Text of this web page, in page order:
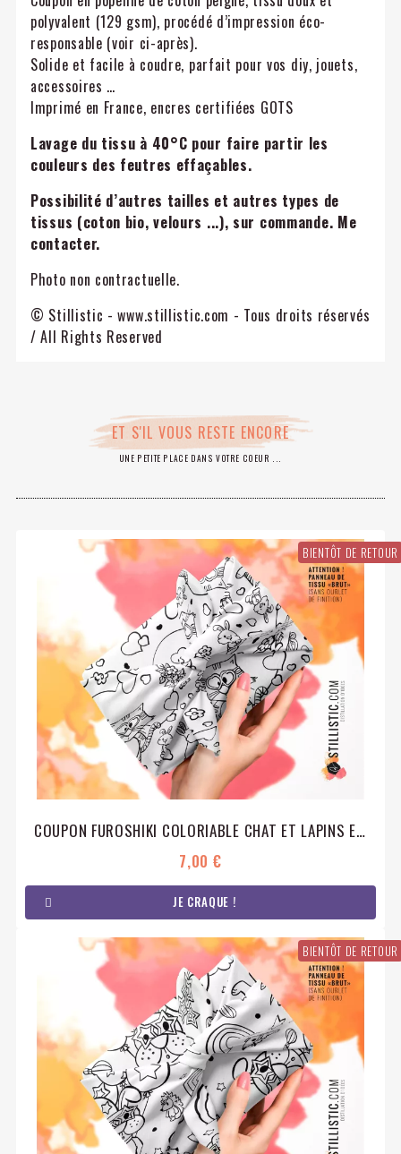
polyvalent (129 gsm), procédé d’impression éco-
responsable (voir ci-après).
Solide et facile à coudre, parfait pour vos diy, jouets,
accessoires …
Imprimé en France, encres certifiées GOTS
Lavage du tissu à 40°C pour faire partir les
couleurs des feutres effaçables.
Possibilité d’autres tailles et autres types de
tissus (coton bio, velours ...), sur commande. Me
contacter.
Photo non contractuelle.
© Stillistic - www.stillistic.com - Tous droits réservés
/ All Rights Reserved
ET S'IL VOUS RESTE ENCORE
UNE PETITE PLACE DANS VOTRE COEUR ...
BIENTÔT DE RETOUR
COUPON FUROSHIKI COLORIABLE CHAT ET LAPINS EMBALLAGE CADEAU COTON ÉCO-RESPONSABLE
7,00 €
JE CRAQUE !
BIENTÔT DE RETOUR